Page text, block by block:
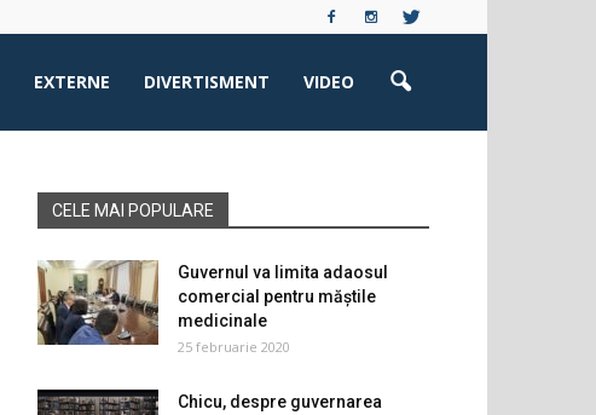
EXTERNE DIVERTISMENT VIDEO
CELE MAI POPULARE
Guvernul va limita adaosul
comercial pentru măștile
medicinale
25 februarie 2020
Chicu, despre guvernarea